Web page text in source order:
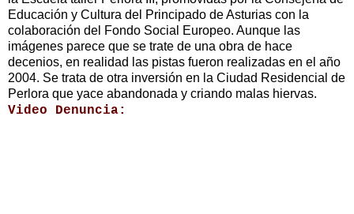
Educación y Cultura del Principado de Asturias con la
colaboración del Fondo Social Europeo. Aunque las
imágenes parece que se trate de una obra de hace
decenios, en realidad las pistas fueron realizadas en el año
2004. Se trata de otra inversión en la Ciudad Residencial de
Perlora que yace abandonada y criando malas hiervas.
Video Denuncia: